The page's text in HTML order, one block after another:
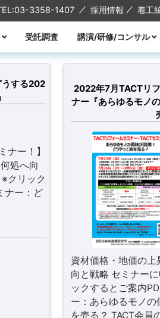
3358-1407 採用情報 着工
争力分析
争力分析
品力分析
ダー経営白書
新動向
ドブック
ルダー大全集
着工ランキング大全
場基礎データ
受託調査 講演/研修/コンサル
講演
研修
コンサル
講師紹介
する202
ナー！】
処へ向
クリック
ナー：ど
2022年7月TACTリ
ナー『あらゆるモノ
資材価格・地価の
向と戦略 セミナー
ックするとご案内
ー：あらゆるモノ
を売る？ TACT会員